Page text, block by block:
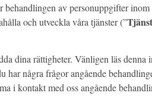
av personuppgifter
och utveckla våra tjänster (”
dina rättigheter. Vänligen läs denna
några frågor angående
i kontakt med oss angående